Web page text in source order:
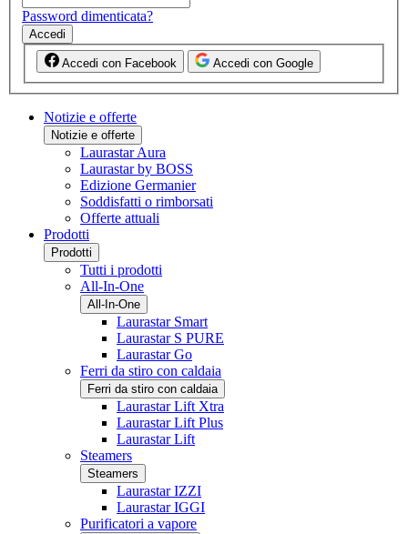
Password dimenticata?
Accedi
Accedi con Facebook Accedi con Google
Notizie e offerte
Notizie e offerte
Laurastar Aura
Laurastar by BOSS
Edizione Germanier
Soddisfatti o rimborsati
Offerte attuali
Prodotti
Prodotti
Tutti i prodotti
All-In-One
All-In-One
Laurastar Smart
Laurastar S PURE
Laurastar Go
Ferri da stiro con caldaia
Ferri da stiro con caldaia
Laurastar Lift Xtra
Laurastar Lift Plus
Laurastar Lift
Steamers
Steamers
Laurastar IZZI
Laurastar IGGI
Purificatori a vapore